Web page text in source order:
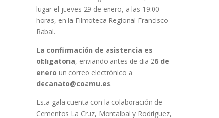
lugar el jueves 29 de enero, a las 19:00
horas, en la Filmoteca Regional Francisco
Rabal.
La confirmación de asistencia es
obligatoria, enviando antes de día 26 de
enero un correo electrónico a
decanato@coamu.es.
Esta gala cuenta con la colaboración de
Cementos La Cruz, Montalbal y Rodríguez,